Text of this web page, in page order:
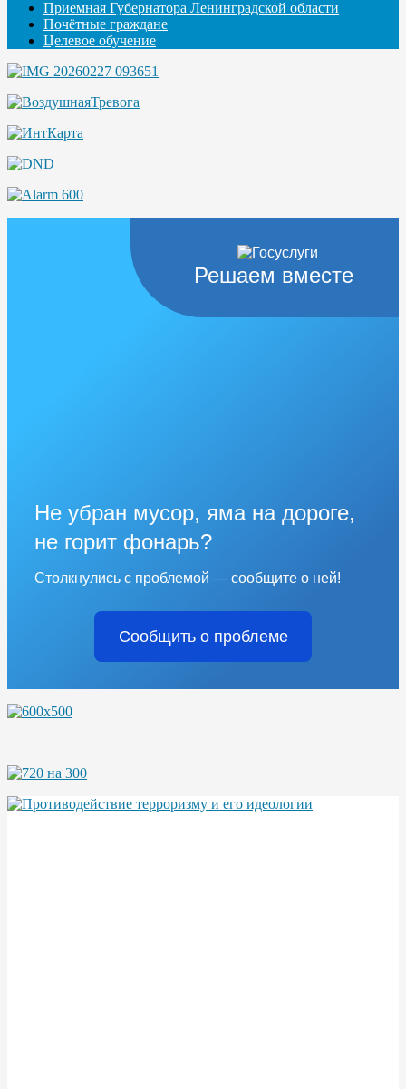
Приемная Губернатора Ленинградской области
Почётные граждане
Целевое обучение
Решаем вместе
Не убран мусор, яма на дороге,
не горит фонарь?
Столкнулись с проблемой — сообщите о ней!
Сообщить о проблеме